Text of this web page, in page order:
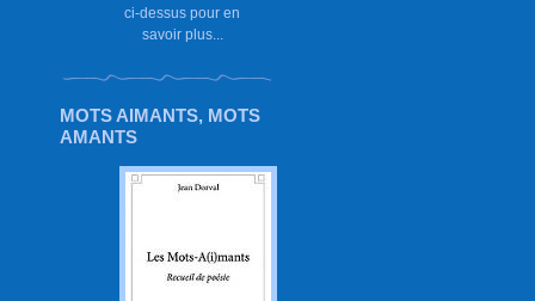
ci-dessus pour en
savoir plus...
MOTS AIMANTS, MOTS
AMANTS